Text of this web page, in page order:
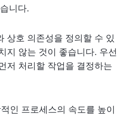
니다.
상호 의존성을 정의할 수 있
지 않는 것이 좋습니다. 우선
저 처리할 작업을 결정하는
인 프로세스의 속도를 높이